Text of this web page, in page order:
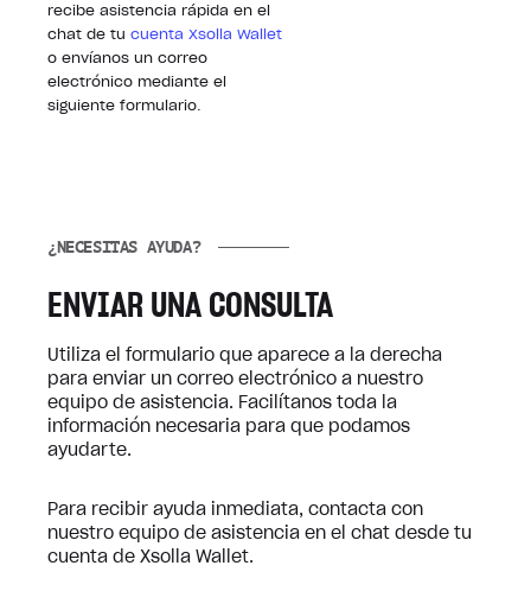
recibe asistencia rápida en el
chat de tu cuenta Xsolla Wallet
o envíanos un correo
electrónico mediante el
siguiente formulario.
¿NECESITAS AYUDA?
ENVIAR UNA CONSULTA
Utiliza el formulario que aparece a la derecha
para enviar un correo electrónico a nuestro
equipo de asistencia. Facilítanos toda la
información necesaria para que podamos
ayudarte.
Para recibir ayuda inmediata, contacta con
nuestro equipo de asistencia en el chat desde tu
cuenta de Xsolla Wallet.